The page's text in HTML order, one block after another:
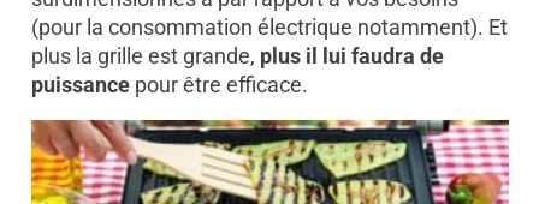
(pour la consommation électrique notamment). Et
plus la grille est grande, plus il lui faudra de
puissancepour être efficace.